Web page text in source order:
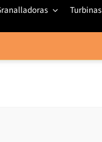
Turbinas